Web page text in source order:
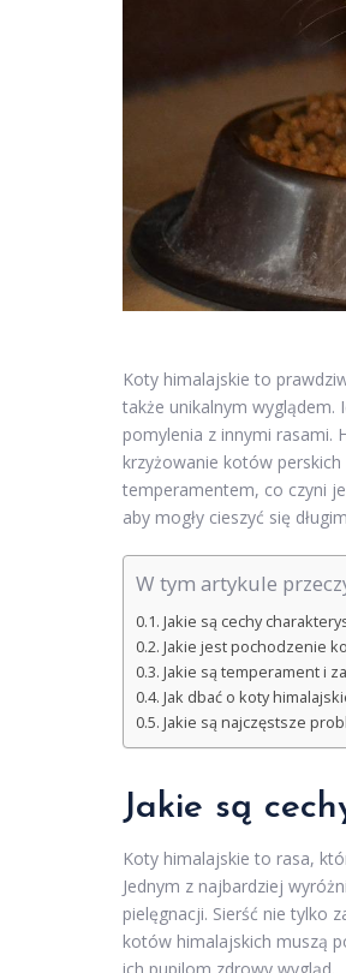
Koty himalajskie to
także unikalnym wyglądem.
pomylenia z innymi rasami.
krzyżowanie kotów
temperamentem, co czyni
aby mogły cieszyć się
W tym artykule
Jakie są cechy
Jakie jest pochodzenie
Jakie są temperament i
Jak dbać o koty
Jakie są najczęstsze
Jakie są
Koty himalajskie to rasa,
Jednym z najbardziej
pielęgnacji. Sierść nie tylko
kotów himalajskich muszą